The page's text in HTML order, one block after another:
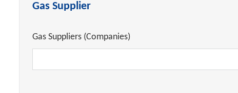
Gas Supplier
Gas Suppliers (Companies)